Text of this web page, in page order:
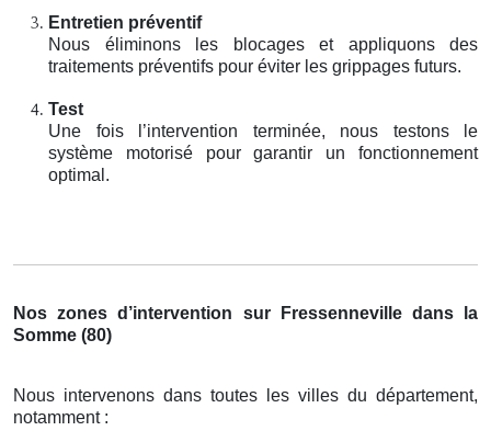
Entretien préventif
Nous éliminons les blocages et appliquons des
traitements préventifs pour éviter les grippages futurs.
Test
Une fois l’intervention terminée, nous testons le
système motorisé pour garantir un fonctionnement
optimal.
Nos zones d’intervention sur Fressenneville dans la
Somme (80)
Nous intervenons dans toutes les villes du département,
notamment :